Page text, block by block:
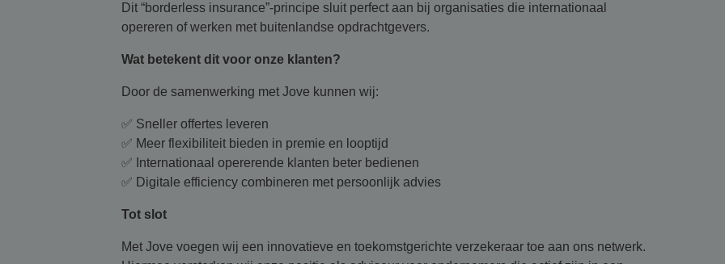
Dit “borderless insurance”-principe sluit perfect aan bij organisaties die internationaal
opereren of werken met buitenlandse opdrachtgevers.
Wat betekent dit voor onze klanten?
Door de samenwerking met Jove kunnen wij:
✅ Sneller offertes leveren
✅ Meer flexibiliteit bieden in premie en looptijd
✅ Internationaal opererende klanten beter bedienen
✅ Digitale efficiency combineren met persoonlijk advies
Tot slot
Met Jove voegen wij een innovatieve en toekomstgerichte verzekeraar toe aan ons netwerk.